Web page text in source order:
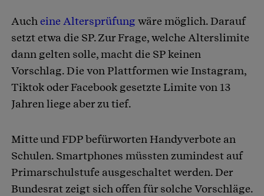
Aucheine Altersprüfung wäre möglich. Darauf
setzt etwa die SP. Zur Frage, welche Alterslimite
dann gelten solle, macht die SP keinen
Vorschlag. Die von Plattformen wie Instagram,
Tiktok oder Facebook gesetzte Limite von 13
Jahren liege aber zu tief.
Mitte und FDP befürworten Handyverbote an
Schulen. Smartphones müssten zumindest auf
Primarschulstufe ausgeschaltet werden. Der
Bundesrat zeigt sich offen für solche Vorschläge.